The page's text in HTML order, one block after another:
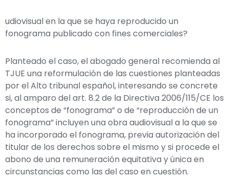
udiovisual en la que se haya reproducido un
fonograma publicado con fines comerciales?
Planteado el caso, el abogado general recomienda al
TJUE una reformulación de las cuestiones planteadas
por el Alto tribunal español, interesando se concrete
si, al amparo del art. 8.2 de la Directiva 2006/115/CE los
conceptos de “fonograma” o de “reproducción de un
fonograma” incluyen una obra audiovisual a la que se
ha incorporado el fonograma, previa autorización del
titular de los derechos sobre el mismo y si procede el
abono de una remuneración equitativa y única en
circunstancias como las del caso en cuestión.